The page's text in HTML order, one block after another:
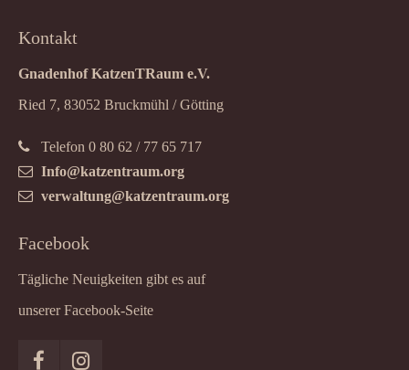
Kontakt
Gnadenhof KatzenTRaum e.V.
Ried 7, 83052 Bruckmühl / Götting
Telefon 0 80 62 / 77 65 717
Info@katzentraum.org
verwaltung@katzentraum.org
Facebook
Tägliche Neuigkeiten gibt es auf
unserer Facebook-Seite